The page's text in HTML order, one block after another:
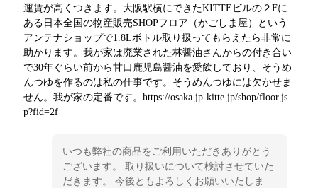
運賃が高くつきます。大阪駅横にできたKITTEビルの２Fに
ある日本全国の物産販売SHOPフロア（かごしま屋）という
アンテナショップで1.8Lボトル取り扱ってもらえたら非常に
助かります。我が家は廃業された林醤油さんからの付き合い
で30年ぐらい前から甘口鹿児島醤油を愛飲しており、そうめ
んつゆを作るのは私の仕事です。そうめんつゆには欠かせま
せん。我が家の定番です。https://osaka.jp-kitte.jp/shop/floor.js
p?fid=2f
いつも弊社の商品をご利用いただきありがとう
ございます。 取り扱いについて検討させていた
だきます。 今後ともよろしくお願いいたしま